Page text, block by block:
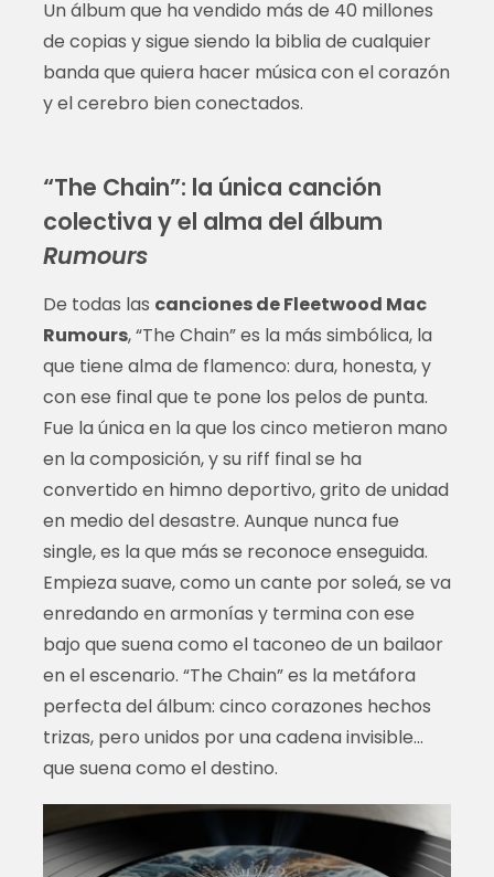
Un álbum que ha vendido más de 40 millones
de copias y sigue siendo la biblia de cualquier
banda que quiera hacer música con el corazón
y el cerebro bien conectados.
“The Chain”: la única canción
colectiva y el alma del álbum
Rumours
De todas las canciones de Fleetwood Mac
Rumours, “The Chain” es la más simbólica, la
que tiene alma de flamenco: dura, honesta, y
con ese final que te pone los pelos de punta.
Fue la única en la que los cinco metieron mano
en la composición, y su riff final se ha
convertido en himno deportivo, grito de unidad
en medio del desastre. Aunque nunca fue
single, es la que más se reconoce enseguida.
Empieza suave, como un cante por soleá, se va
enredando en armonías y termina con ese
bajo que suena como el taconeo de un bailaor
en el escenario. “The Chain” es la metáfora
perfecta del álbum: cinco corazones hechos
trizas, pero unidos por una cadena invisible…
que suena como el destino.